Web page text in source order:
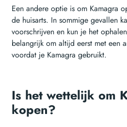
Een andere optie is om Kamagra
de huisarts. In sommige gevallen
voorschrijven en kun je het
belangrijk om altijd eerst met een
voordat je Kamagra gebruikt.
Is het wettelijk om
kopen?